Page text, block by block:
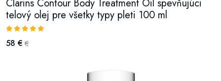
Clarins Contour Body Treatment Oil spevňujúci
telový olej pre všetky typy pleti 100 ml
58 € €